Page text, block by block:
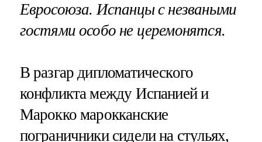
Евросоюза. Испанцы с незваными
гостями особо не церемонятся.
В разгар дипломатического
конфликта между Испанией и
Марокко марокканские
пограничники сидели на стульях,